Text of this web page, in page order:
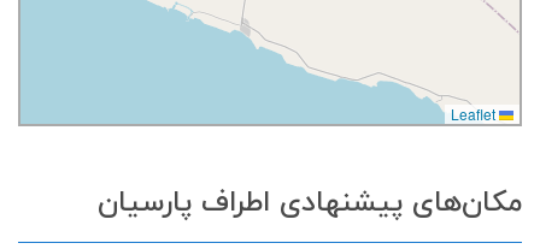
مکان‌های پیشنهادی اطراف پارسیان